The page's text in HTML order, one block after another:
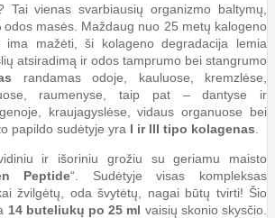
Tai vienas svarbiausių organizmo baltymų,
odos masės. Maždaug nuo 25 metų kalogeno
ima mažėti, ši kolageno degradacija lemia
atsiradimą ir odos tamprumo bei stangrumo
randamas odoje, kauluose, kremzlėse,
raumenyse, taip pat – dantyse ir
kraujagyslėse, vidaus organuose bei
papildo sudėtyje yra I ir III tipo kolagenas
ir išoriniu grožiu su geriamu maisto
Peptide“. Sudėtyje visas kompleksas
žvilgėtų, oda švytėtų, nagai būtų tvirti! Šio
14 buteliukų po 25 ml vaisių skonio skysčio.